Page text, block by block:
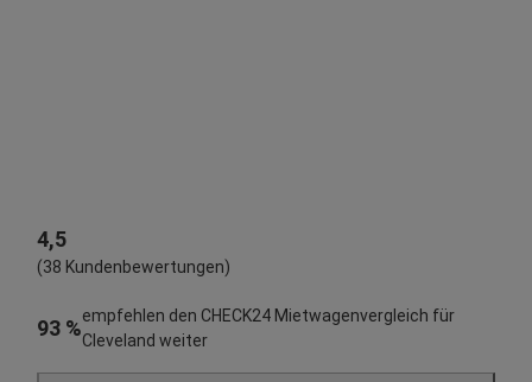
4,5
(38 Kundenbewertungen)
93 %
empfehlen den CHECK24 Mietwagenvergleich für
Cleveland weiter